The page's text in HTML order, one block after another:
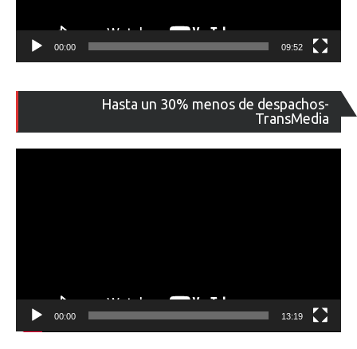
00:00 09:52
Hasta un 30% menos de despachos-
TransMedia
de
00:00 13:19